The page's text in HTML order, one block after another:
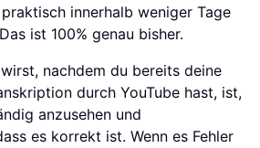
innerhalb weniger Tage
ist 100% genau bisher.
nachdem du bereits deine
durch YouTube hast, ist,
anzusehen und
es korrekt ist. Wenn es Fehler